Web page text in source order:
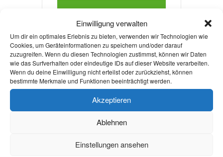
Einwilligung verwalten
Um dir ein optimales Erlebnis zu bieten, verwenden wir Technologien wie
Cookies, um Geräteinformationen zu speichern und/oder darauf
zuzugreifen. Wenn du diesen Technologien zustimmst, können wir Daten
wie das Surfverhalten oder eindeutige IDs auf dieser Website verarbeiten.
Wenn du deine Einwilligung nicht erteilst oder zurückziehst, können
bestimmte Merkmale und Funktionen beeinträchtigt werden.
Akzeptieren
Ablehnen
Einstellungen ansehen
Weiterlesen